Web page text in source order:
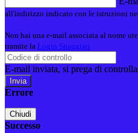
all'indirizzo indicato con le istruzioni
Non hai una e-mail associata al nome
tramite la Login Spaggiari
E-mail inviata, si prega di
Errore
Chiudi
Successo